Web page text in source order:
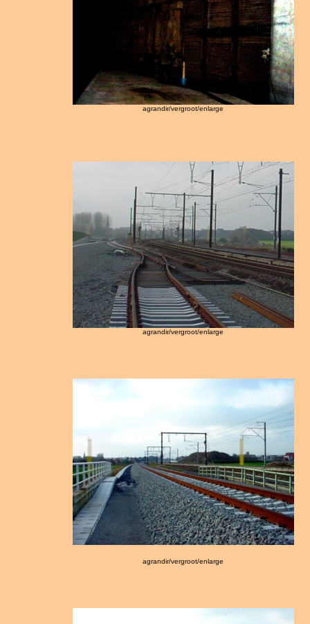
agrandir/vergroot/enlarge
agrandir/vergroot/enlarge
agrandir/vergroot/enlarge